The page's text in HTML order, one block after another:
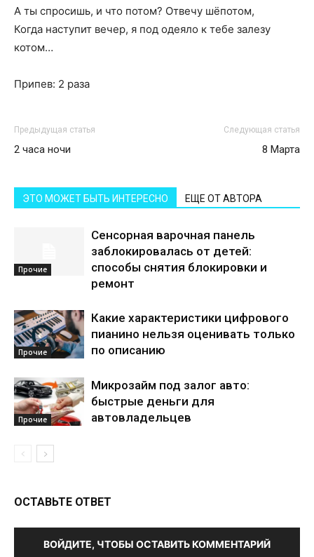
А ты спросишь, и что потом? Отвечу шёпотом,
Когда наступит вечер, я под одеяло к тебе залезу
котом…
Припев: 2 раза
Предыдущая статья
2 часа ночи
Следующая статья
8 Марта
ЭТО МОЖЕТ БЫТЬ ИНТЕРЕСНО ЕЩЕ ОТ АВТОРА
Прочие
Сенсорная варочная панель
заблокировалась от детей:
способы снятия блокировки и
ремонт
Прочие
Какие характеристики цифрового
пианино нельзя оценивать только
по описанию
Прочие
Микрозайм под залог авто:
быстрые деньги для
автовладельцев
ОСТАВЬТЕ ОТВЕТ
ВОЙДИТЕ, ЧТОБЫ ОСТАВИТЬ КОММЕНТАРИЙ